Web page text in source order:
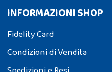
INFORMAZIONI SHOP
Fidelity Card
Condizioni di Vendita